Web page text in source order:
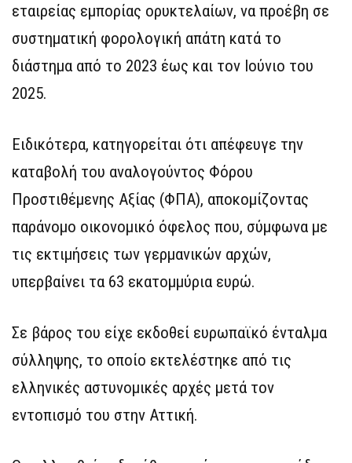
εταιρείας εμπορίας ορυκτελαίων, να προέβη σε
συστηματική φορολογική απάτη κατά το
διάστημα από το 2023 έως και τον Ιούνιο του
2025.
Ειδικότερα, κατηγορείται ότι απέφευγε την
καταβολή του αναλογούντος Φόρου
Προστιθέμενης Αξίας (ΦΠΑ), αποκομίζοντας
παράνομο οικονομικό όφελος που, σύμφωνα με
τις εκτιμήσεις των γερμανικών αρχών,
υπερβαίνει τα 63 εκατομμύρια ευρώ.
Σε βάρος του είχε εκδοθεί ευρωπαϊκό ένταλμα
σύλληψης, το οποίο εκτελέστηκε από τις
ελληνικές αστυνομικές αρχές μετά τον
εντοπισμό του στην Αττική.